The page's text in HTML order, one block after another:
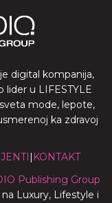
je digital kompanija,
lider u LIFESTYLE
mode, lepote,
ka zdravoj
KONTAKT
Publishing Group
Luxury, Lifestyle i